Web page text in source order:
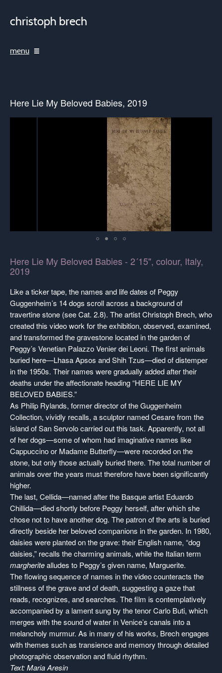
christoph brech
menu
Here Lie My Beloved Babies, 2019
Here Lie My Beloved Babies - 2´15", colour, Italy,
2019
Like a ticker tape, the names and life dates of Peggy
Guggenheim’s 14 dogs scroll across a background of
travertine stone (see Cat. 2.8). The artistChristoph Brech, who
created this video work for the exhibition, observed, examined,
and transformed the gravestone located in the garden of
Peggy’s Venetian Palazzo Venier dei Leoni. The first animals
buried here—Lhasa Apsos and Shih Tzus—died of distemper
in the 1950s. Their names were gradually added after their
deaths under the affectionate heading “HERE LIE MY
BELOVED BABIES.”
As Philip Rylands, former director of the Guggenheim
Collection, vividly recalls, a sculptor named Cesare from the
island ofSan Servolocarried out this task. Apparently, not all
of her dogs—some of whom had imaginative names like
Cappuccino or Madame Butterfly—were recorded on the
stone, but only those actually buried there. The total number of
animals over the years must therefore have been significantly
higher.
The last, Cellida—named after the Basque artist Eduardo
Chillida—died shortly before Peggy herself, after which she
chose not to have another dog. The patron of the arts is buried
directly beside her beloved companions in the garden. In 1980,
daisies were planted on the grave: their English name, “dog
daisies,” recalls the charming animals, while the Italian term
margheritealludes to Peggy’s given name, Marguerite.
The flowing sequence of names in the video counteracts the
stillness of the grave and of death, suggesting a gaze that
reads, recognizes, and searches. The film is contemplatively
accompanied by a lament sung by the tenorCarlo Buti, which
merges with the sound of water in Venice’s canals into a
melancholy murmur. As in many of his works, Brech engages
with themes such as transience and memory through detailed
photographic observation and fluid rhythm.
Text: Maria Aresin